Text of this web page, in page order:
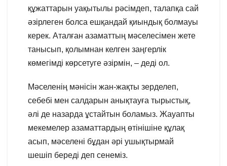
құжаттарын уақытылы рәсімдеп, талапқа сай
әзірлеген болса ешқандай қиындық болмауы
керек. Аталған азаматтың мәселесімен жете
танысып, қолымнан келген заңгерлік
көмегімді көрсетуге әзірмін, – деді ол.
Мәселенің мәнісін жан-жақты зерделеп,
себебі мен салдарын анықтауға тырыстық,
әлі де назарда ұстайтын боламыз. Жауапты
мекемелер азаматтардың өтінішіне құлақ
асып, мәселені бұдан әрі ушықтырмай
шешіп береді деп сенеміз.